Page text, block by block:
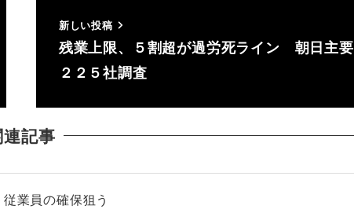
新しい投稿
残業上限、５割超が過労死ライン 朝日主要
２２５社調査
記事
業員の確保狙う